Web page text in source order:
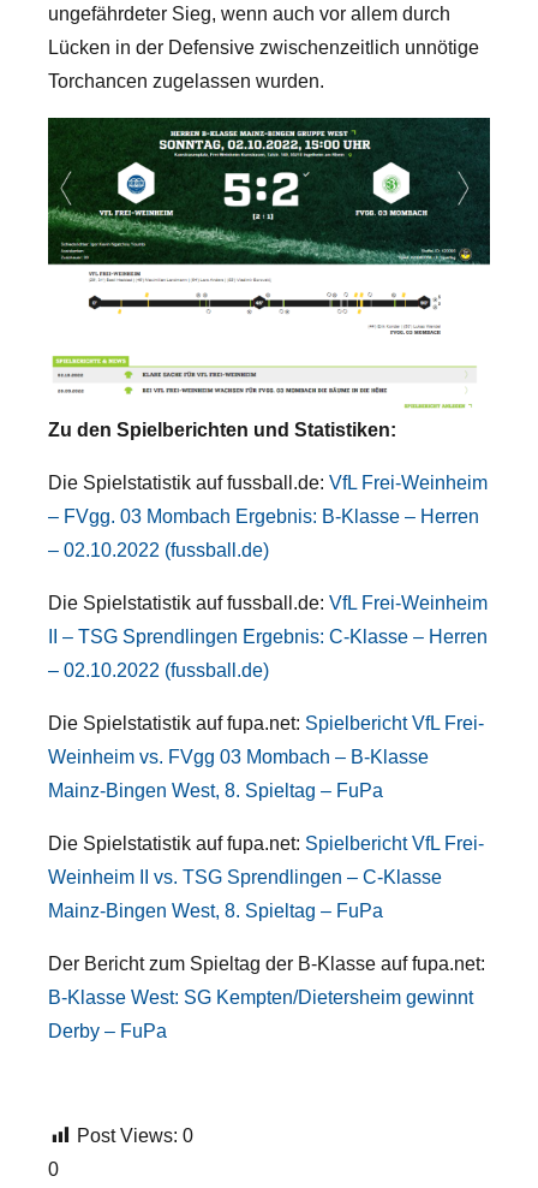
ungefährdeter Sieg, wenn auch vor allem durch
Lücken in der Defensive zwischenzeitlich unnötige
Torchancen zugelassen wurden.
Zu den Spielberichten und Statistiken:
Die Spielstatistik auf fussball.de: VfL Frei-Weinheim
– FVgg. 03 Mombach Ergebnis: B-Klasse – Herren
– 02.10.2022 (fussball.de)
Die Spielstatistik auf fussball.de: VfL Frei-Weinheim
II – TSG Sprendlingen Ergebnis: C-Klasse – Herren
– 02.10.2022 (fussball.de)
Die Spielstatistik auf fupa.net: Spielbericht VfL Frei-
Weinheim vs. FVgg 03 Mombach – B-Klasse
Mainz-Bingen West, 8. Spieltag – FuPa
Die Spielstatistik auf fupa.net: Spielbericht VfL Frei-
Weinheim II vs. TSG Sprendlingen – C-Klasse
Mainz-Bingen West, 8. Spieltag – FuPa
Der Bericht zum Spieltag der B-Klasse auf fupa.net:
B-Klasse West: SG Kempten/Dietersheim gewinnt
Derby – FuPa
Post Views: 0
0